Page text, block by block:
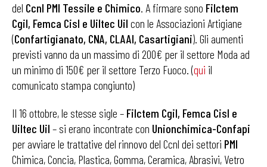
del Ccnl PMI Tessile e Chimico. A firmare sono Filctem
Cgil, Femca Cisl e Uiltec Uil con le Associazioni Artigiane
(Confartigianato, CNA, CLAAI, Casartigiani). Gli aumenti
previsti vanno da un massimo di 200€ per il settore Moda ad
un minimo di 150€ per il settore Terzo Fuoco. (qui il
comunicato stampa congiunto)
Il 16 ottobre, le stesse sigle – Filctem Cgil, Femca Cisl e
Uiltec Uil – si erano incontrate con Unionchimica-Confapi
per avviare le trattative del rinnovo del Ccnl dei settori PMI
Chimica, Concia, Plastica, Gomma, Ceramica, Abrasivi, Vetro